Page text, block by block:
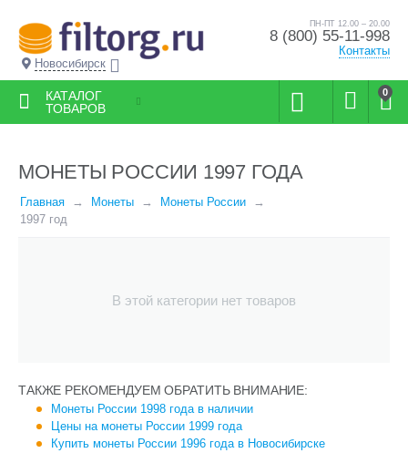
Новосибирск
ПН-ПТ 12.00 – 20.00
8 (800) 55-11-998
Контакты
0
КАТАЛОГ
ТОВАРОВ
МОНЕТЫ РОССИИ 1997 ГОДА
Главная Монеты
Монеты России
1997 год
В этой категории нет товаров
ТАКЖЕ РЕКОМЕНДУЕМ ОБРАТИТЬ ВНИМАНИЕ:
Монеты России 1998 года в наличии
Цены на монеты России 1999 года
Купить монеты России 1996 года в Новосибирске